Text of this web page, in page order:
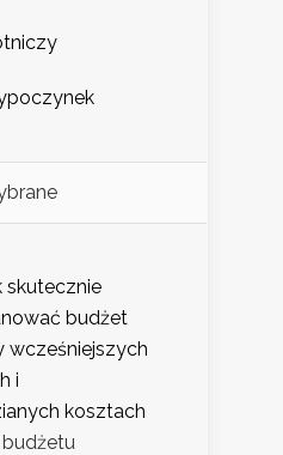
skutecznie
budżet
wcześniejszych
i
kosztach